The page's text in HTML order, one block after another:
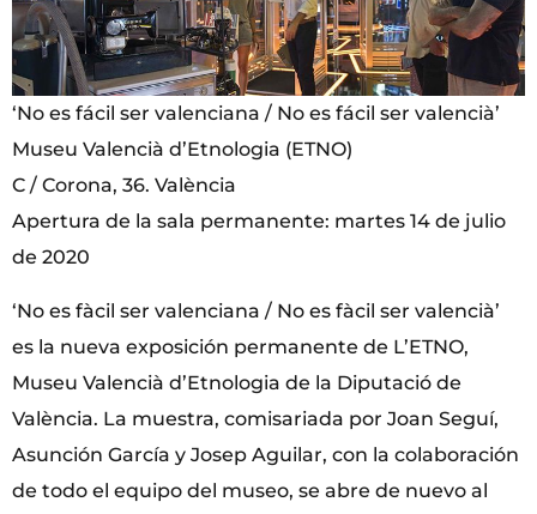
‘No es fácil ser valenciana / No es fácil ser valencià’
Museu Valencià d’Etnologia (ETNO)
C / Corona, 36. València
Apertura de la sala permanente: martes 14 de julio
de 2020
‘No es fàcil ser valenciana / No es fàcil ser valencià’
es la nueva exposición permanente de L’ETNO,
Museu Valencià d’Etnologia de la Diputació de
València. La muestra, comisariada por Joan Seguí,
Asunción García y Josep Aguilar, con la colaboración
de todo el equipo del museo, se abre de nuevo al